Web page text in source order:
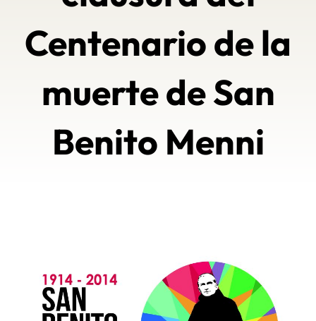
Centenario de la
muerte de San
Benito Menni